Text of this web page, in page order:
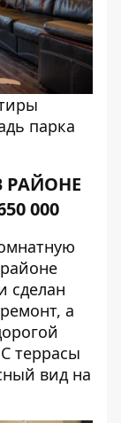
парка
РАЙОНЕ
000
сделан
а
террасы
вид на